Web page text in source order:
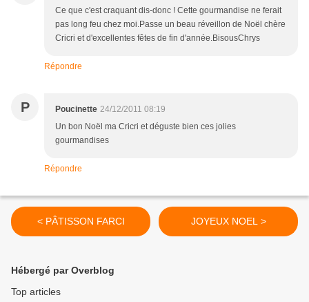
Ce que c'est craquant dis-donc ! Cette gourmandise ne ferait
pas long feu chez moi.Passe un beau réveillon de Noël chère
Cricri et d'excellentes fêtes de fin d'année.BisousChrys
Répondre
P Poucinette 24/12/2011 08:19
Un bon Noël ma Cricri et déguste bien ces jolies
gourmandises
Répondre
< PÂTISSON FARCI JOYEUX NOEL >
Hébergé par Overblog
Top articles